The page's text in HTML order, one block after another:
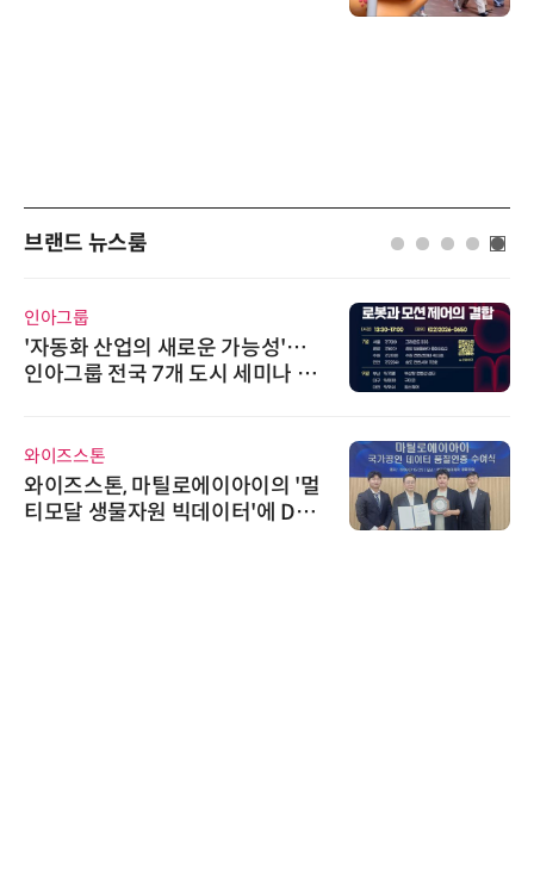
브랜드 뉴스룸
인아그룹
'자동화 산업의 새로운 가능성'…
인아그룹 전국 7개 도시 세미나 페
와이즈스톤
와이즈스톤, 마틸로에이아이의 '멀
티모달 생물자원 빅데이터'에 DQ